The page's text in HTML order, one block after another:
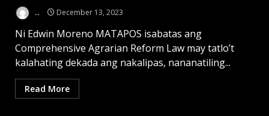
.. December 13, 2023
Ni Edwin Moreno MATAPOS isabatas ang
Comprehensive Agrarian Reform Law may tatlo’t
kalahating dekada ang nakalipas, nananatiling...
Read More